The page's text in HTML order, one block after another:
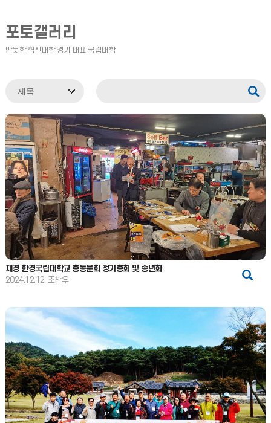
포토갤러리
재경 한경국립대학교 총동문회 정기총회 및 송년회
2024.12.12 조찬우